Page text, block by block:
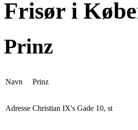
Frisør i
Prinz
Navn Prinz
Adresse Christian IX's Gade 10, st